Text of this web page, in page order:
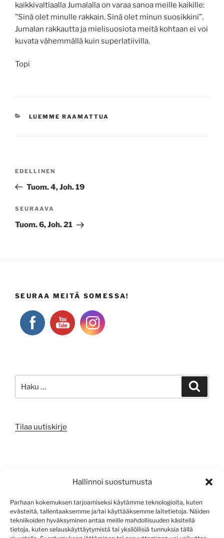
Hallinnoi suostumusta
Parhaan kokemuksen tarjoamiseksi käytämme teknologioita, kuten
evästeitä, tallentaaksemme ja/tai käyttääksemme laitetietoja. Näiden
tekniikoiden hyväksyminen antaa meille mahdollisuuden käsitellä
tietoja, kuten selauskäyttäytymistä tai yksilöllisiä tunnuksia tällä
kaikkivaltiaalla Jumalalla on varaa sanoa meille kaikille:
”Sinä olet minulle rakkain. Sinä olet minun suosikkini”.
Jumalan rakkautta ja mielisuosiota meitä kohtaan ei voi
kuvata vähemmällä kuin superlatiivilla.
Topi
KATEGORIAT
LUEMME RAAMATTUA
Edellinen
artikkeli
EDELLINEN
Tuom. 4, Joh. 19
Seuraava
artikkeli
SEURAAVA
Tuom. 6, Joh. 21
SEURAA MEITÄ SOMESSA!
Tilaa uutiskirje
Sisältösyöte
Kommenttisyöte